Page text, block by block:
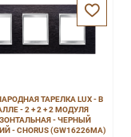
ТАРЕЛКА LUX - В
- 2 + 2 + 2 МОДУЛЯ
- ЧЕРНЫЙ
- CHORUS (GW16226MA)